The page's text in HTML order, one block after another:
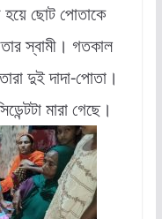
হয়ে ছোট পোতাকে
স্বামী। গতকাল
দুই দাদা-পোতা।
মারা গেছে।